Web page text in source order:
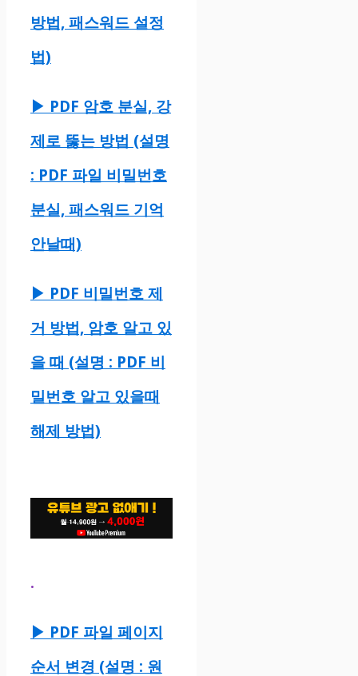
방법, 패스워드 설정
법)
▶ PDF 암호 분실, 강
제로 뚫는 방법 (설명
: PDF 파일 비밀번호
분실, 패스워드 기억
안날때)
▶ PDF 비밀번호 제
거 방법, 암호 알고 있
을 때 (설명 : PDF 비
밀번호 알고 있을때
해제 방법)
.
▶ PDF 파일 페이지
순서 변경 (설명 : 원